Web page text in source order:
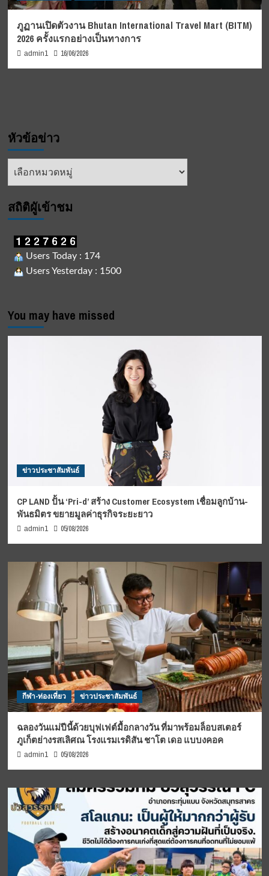
ภูฏานเปิดตัวงาน Bhutan International Travel Mart (BITM)
2026 ครั้งแรกอย่างเป็นทางการ
admin1 16/06/2026
หัวข้อข่าว
หัวข้อ
สถิติผูัเข้าชม
Users Today : 174
Users Yesterday : 1500
You may have missed
ข่าวประชาสัมพันธ์
CP LAND ปั้น ‘Pri-d’ สร้าง Customer Ecosystem เชื่อมลูกบ้าน-
พันธมิตร ขยายมูลค่าธุรกิจระยะยาว
admin1 05/08/2026
กีฬา-ท่องเที่ยว ข่าวประชาสัมพันธ์
ฉลองวันแม่ปีนี้ด้วยบุฟเฟต์มื้อกลางวัน ที่มาพร้อมล็อบสเตอร์
ภูเก็ตย่างรสเลิศณ โรงแรมเรดิสัน ชาโต เดอ แบบงคอค
admin1 05/08/2026